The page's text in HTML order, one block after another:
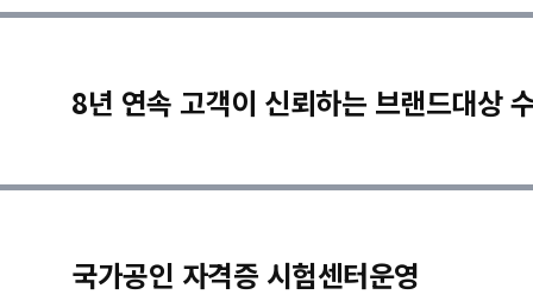
8년 연속 고객이 신뢰하는 브랜드대상
국가공인 자격증 시험센터운영